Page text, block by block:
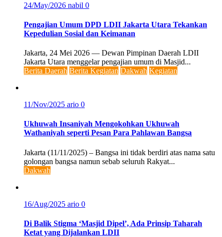
24/May/2026 nabil 0
Pengajian Umum DPD LDII Jakarta Utara Tekankan
Kepedulian Sosial dan Keimanan
Jakarta, 24 Mei 2026 — Dewan Pimpinan Daerah LDII
Jakarta Utara menggelar pengajian umum di Masjid...
Berita Daerah Berita Kegiatan Dakwah Kegiatan
11/Nov/2025 ario 0
Ukhuwah Insaniyah Mengokohkan Ukhuwah
Wathaniyah seperti Pesan Para Pahlawan Bangsa
Jakarta (11/11/2025) – Bangsa ini tidak berdiri atas nama satu
golongan bangsa namun sebab seluruh Rakyat...
Dakwah
16/Aug/2025 ario 0
Di Balik Stigma ‘Masjid Dipel’, Ada Prinsip Taharah
Ketat yang Dijalankan LDII